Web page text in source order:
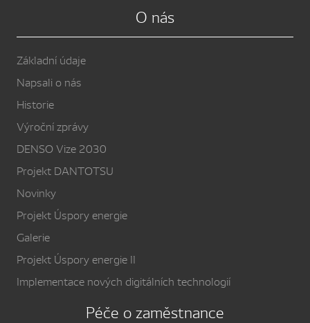
O nás
Základní údaje
Napsali o nás
Historie
Výroční zprávy
DENSO Vize 2030
Projekt DANTOTSU
Novinky
Projekt Úspory energie
Galerie
Projekt Úspory energie II
Implementace nových digitálních technologií
Péče o zaměstnance